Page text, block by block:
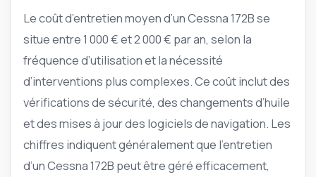
Le coût d’entretien moyen d’un Cessna 172B se
situe entre 1 000 € et 2 000 € par an, selon la
fréquence d’utilisation et la nécessité
d’interventions plus complexes. Ce coût inclut des
vérifications de sécurité, des changements d’huile
et des mises à jour des logiciels de navigation. Les
chiffres indiquent généralement que l’entretien
d’un Cessna 172B peut être géré efficacement,